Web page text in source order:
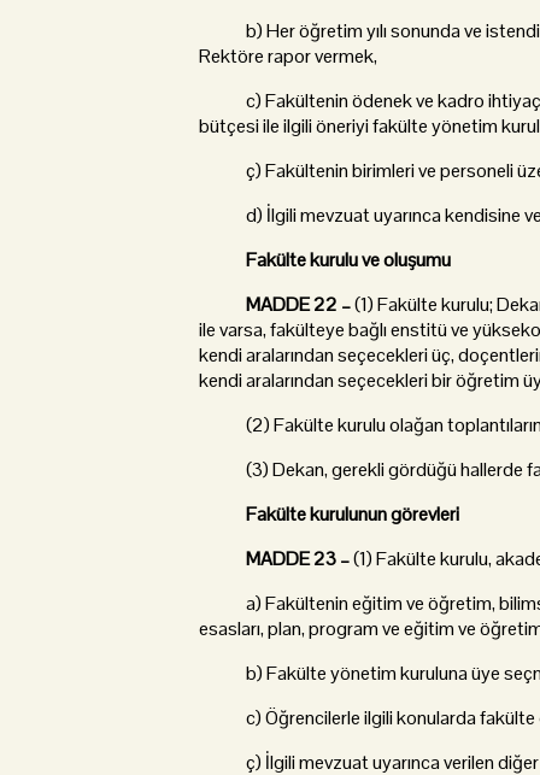
b) Her öğretim yılı sonunda ve
Rektöre rapor vermek,
c) Fakültenin ödenek ve kadro
bütçesi ile ilgili öneriyi fakülte yönetim
ç) Fakültenin birimleri ve personeli
d) İlgili mevzuat uyarınca kendisine
Fakülte kurulu ve oluşumu
MADDE 22 –(1) Fakülte kurulu;
ile varsa, fakülteye bağlı enstitü ve
kendi aralarından seçecekleri üç,
kendi aralarından seçecekleri bir öğretim
(2) Fakülte kurulu olağan toplantılarını
(3) Dekan, gerekli gördüğü hallerde
Fakülte kurulunun görevleri
MADDE 23 –(1) Fakülte kurulu,
a) Fakültenin eğitim ve öğretim,
esasları, plan, program ve eğitim ve
b) Fakülte yönetim kuruluna üye
c) Öğrencilerle ilgili konularda fakülte
ç) İlgili mevzuat uyarınca verilen diğer